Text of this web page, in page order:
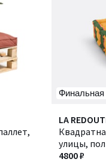
Финальная
LA
улицы,
ВАЛЕРИЯ
4800 ₽